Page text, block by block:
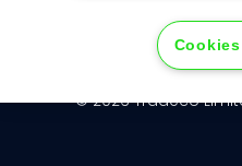
© 2026 Tradeco